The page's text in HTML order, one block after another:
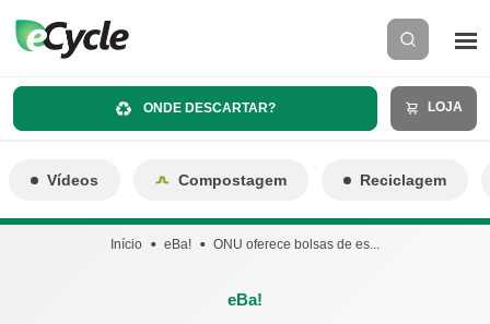
ONDE DESCARTAR? LOJA
Vídeos Compostagem Reciclagem
Início eBa! ONU oferece bolsas de es...
eBa!